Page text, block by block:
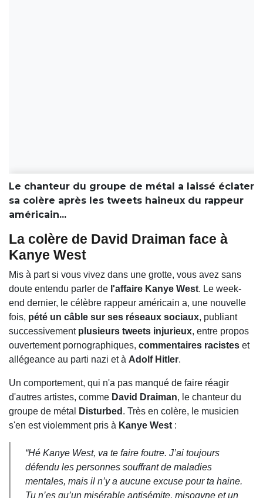
Le chanteur du groupe de métal a laissé éclater
sa colère après les tweets haineux du rappeur
américain...
La colère de David Draiman face à
Kanye West
Mis à part si vous vivez dans une grotte, vous avez sans
doute entendu parler de l'affaire Kanye West. Le week-
end dernier, le célèbre rappeur américain a, une nouvelle
fois, pété un câble sur ses réseaux sociaux, publiant
successivement plusieurs tweets injurieux, entre propos
ouvertement pornographiques, commentaires racistes et
allégeance au parti nazi et à Adolf Hitler.
Un comportement, qui n'a pas manqué de faire réagir
d'autres artistes, comme David Draiman, le chanteur du
groupe de métal
Disturbed . Très en colère, le musicien
s'en est violemment pris à Kanye West :
“Hé Kanye West, va te faire foutre. J’ai toujours
défendu les personnes souffrant de maladies
mentales, mais il n’y a aucune excuse pour ta haine.
Tu n’es qu’un misérable antisémite, misogyne et un